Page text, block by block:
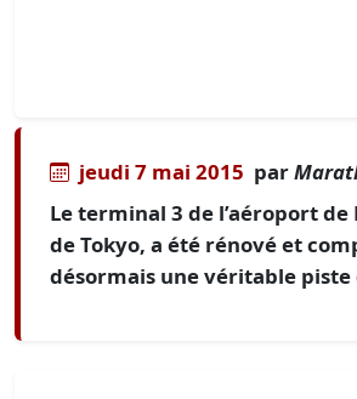
jeudi 7 mai 2015 par
Le terminal 3 de l’aéroport
de Tokyo, a été rénové et
désormais une véritable piste